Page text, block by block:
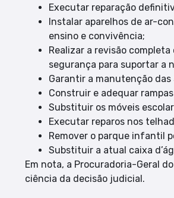
Executar reparação
Instalar aparelhos de ar-
ensino e convivência;
Realizar a revisão
segurança para suportar a
Garantir a manutenção
Construir e adequar
Substituir os móveis
Executar reparos nos
Remover o parque infantil
Substituir a atual caixa
Em nota, a Procuradoria-Geral
ciência da decisão judicial.